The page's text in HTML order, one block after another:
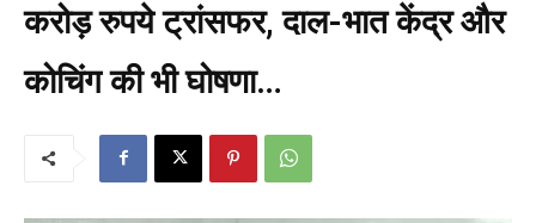
करोड़ रुपये ट्रांसफर, दाल-भात केंद्र और
कोचिंग की भी घोषणा…